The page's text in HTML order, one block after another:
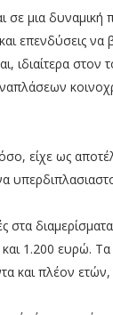
σε μια
επενδύσεις να
ιδιαίτερα στον
είχε ως
στα
1.200 ευρώ. Τα
και πλέον ετών,